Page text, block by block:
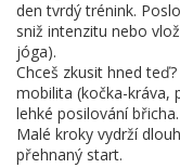
den tvrdý trénink.
sniž intenzitu nebo
jóga).
Chceš zkusit hned
mobilita (kočka-kráva,
lehké posilování
Malé kroky vydrží
přehnaný start.